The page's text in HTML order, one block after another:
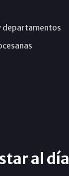
departamentos
al día